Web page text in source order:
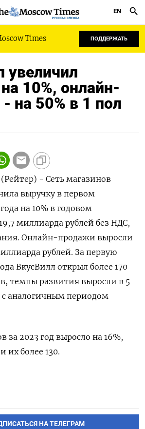
РУССКАЯ СЛУЖБА
EN
Times ПОДДЕРЖАТЬ
увеличил
10%, онлайн-
на 50% в 1 пол
- Сеть магазинов
выручку в первом
на 10% в годовом
миллиарда рублей без НДС,
Онлайн-продажи выросли
рублей. За первую
ВкусВилл открыл более 170
темпы развития выросли в 5
с аналогичным периодом
за 2023 год выросло на 16%,
их более 130.
НА ТЕЛЕГРАМ